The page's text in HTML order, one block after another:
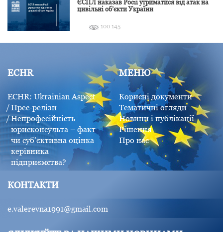
ЄСПЛ наказав Росії утриматися від атак на
цивільні об’єкти України
100 145
ECHR
ECHR: Ukrainian Aspect
Прес-релізи
Непрофесійність
юрисконсульта – факт
чи суб’єктивна оцінка
керівника
підприємства?
МЕНЮ
Корисні документи
Тематичні огляди
Новини і публікації
Рішення
Про нас
КОНТАКТИ
e.valerevna1991@gmail.com